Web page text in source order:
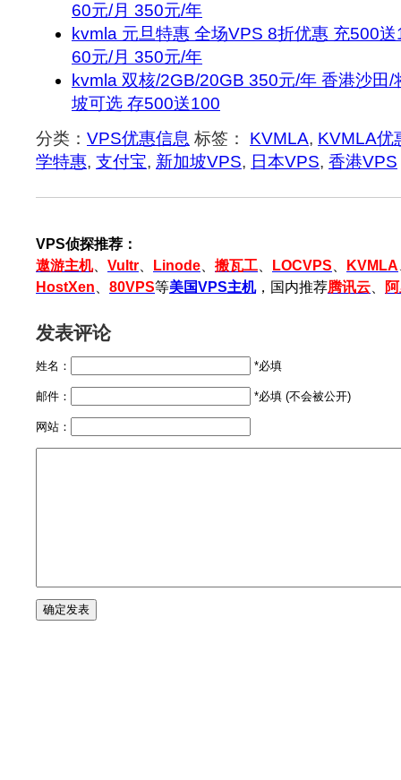
60元/月 350元/年
kvmla 元旦特惠 全场VPS 8折优惠 充500
60元/月 350元/年
kvmla 双核/2GB/20GB 350元/年 香港沙田/
坡可选 存500送100
分类： VPS优惠信息 标签： KVMLA, KVMLA优
学特惠, 支付宝, 新加坡VPS, 日本VPS, 香港VPS
VPS侦探推荐：
遨游主机、 Vultr Linode 搬瓦工 LOCVPS KVMLA
HostXen
80VPS等美国VPS主机，国内推荐腾讯云
发表评论
姓名： *必填
邮件： *必填 (不会被公开)
网站：